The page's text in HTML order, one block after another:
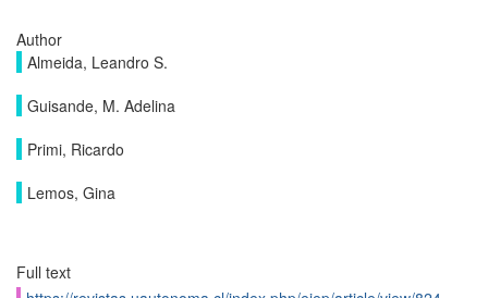
Author
Almeida, Leandro S.
Guisande, M. Adelina
Primi, Ricardo
Lemos, Gina
Full text